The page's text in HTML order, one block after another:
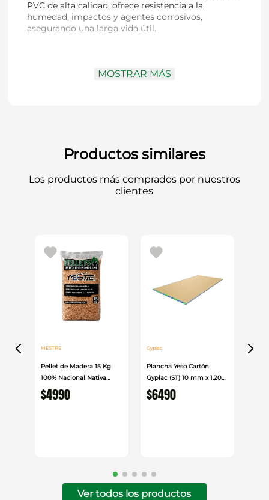
PVC de alta calidad, ofrece resistencia a la
humedad, impactos y agentes corrosivos,
asegurando una larga vida útil.
Hoffens
de tuberías eléctricas, proporcionando una
canalización segura y eficiente. Ideal para
MOSTRAR MÁS
Productos similares
Los productos más comprados por nuestros
clientes
MESTRE
Pellet de Madera 15 Kg
100% Nacional Nativa
Mestre
$4990
Gyplac
Plancha Yeso Cartón
Gyplac (ST) 10 mm x 1.20
cm x 2.40cm
$6490
Ver todos los productos